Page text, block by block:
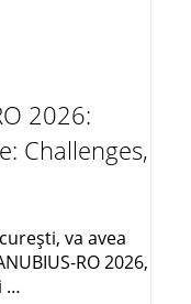
2026:
Challenges,
va avea
RO 2026,
…